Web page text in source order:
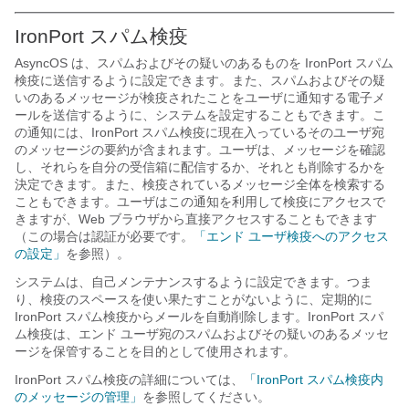
IronPort スパム検疫
AsyncOS は、スパムおよびその疑いのあるものを IronPort スパム
検疫に送信するように設定できます。また、スパムおよびその疑
いのあるメッセージが検疫されたことをユーザに通知する電子メ
ールを送信するように、システムを設定することもできます。こ
の通知には、IronPort スパム検疫に現在入っているそのユーザ宛
のメッセージの要約が含まれます。ユーザは、メッセージを確認
し、それらを自分の受信箱に配信するか、それとも削除するかを
決定できます。また、検疫されているメッセージ全体を検索する
こともできます。ユーザはこの通知を利用して検疫にアクセスで
きますが、Web ブラウザから直接アクセスすることもできます
（この場合は認証が必要です。
「エンド ユーザ検疫へのアクセス
の設定」 を参照）。
システムは、自己メンテナンスするように設定できます。つま
り、検疫のスペースを使い果たすことがないように、定期的に
IronPort スパム検疫からメールを自動削除します。IronPort スパ
ム検疫は、エンド ユーザ宛のスパムおよびその疑いのあるメッセ
ージを保管することを目的として使用されます。
IronPort スパム検疫の詳細については、
「IronPort スパム検疫内
のメッセージの管理」 を参照してください。